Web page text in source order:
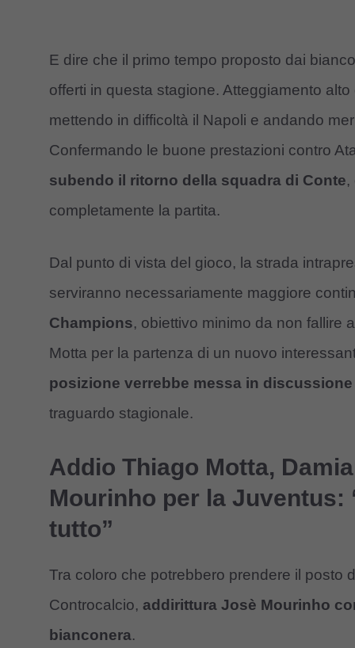
E dire che il primo tempo proposto dai
offerti in questa stagione. Atteggiamento
mettendo in difficoltà il Napoli e andando
Confermando le buone prestazioni contro
subendo il ritorno della squadra di Conte,
completamente la partita.
Dal punto di vista del gioco, la strada
serviranno necessariamente maggiore
Champions, obiettivo minimo da non fallire
Motta per la partenza di un nuovo
posizione verrebbe messa in discussione
traguardo stagionale.
Addio Thiago Motta,
Mourinho per la Juventus:
tutto”
Tra coloro che potrebbero prendere il posto
Controcalcio, addirittura Josè Mourinho
bianconera.